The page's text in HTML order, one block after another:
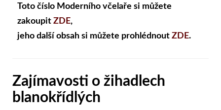
Toto číslo Moderního včelaře si můžete
zakoupit ZDE,
jeho další obsah si můžete prohlédnout ZDE.
Zajímavosti o žihadlech
blanokřídlých